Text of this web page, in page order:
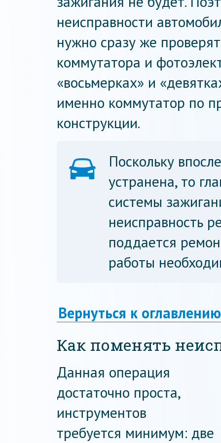
неисправности
нужно сразу же
коммутатора и
«восьмерках» и
именно коммутатор по
конструкции.
Поскольку
устранена, то
системы
неисправность
поддается
работы
Вернуться к оглавлению
Как поменять
Данная операция
достаточно проста,
инструментов
требуется минимум: две